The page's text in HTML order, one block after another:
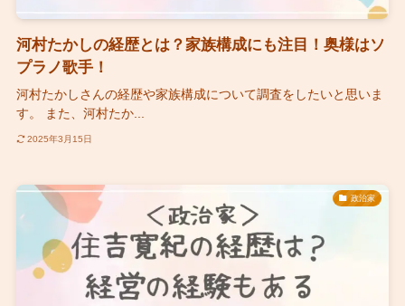
河村たかしの経歴とは？家族構成にも注目！奥様はソ
プラノ歌手！
河村たかしさんの経歴や家族構成について調査をしたいと思いま
す。 また、河村たか...
2025年3月15日
政治家